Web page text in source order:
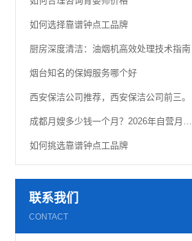
如何选择靠谱钟点工品牌
厨房深度清洁：油烟机高效处理技术指南
烟台知名的保姆服务哪个好
西安保洁公司推荐，西安保洁公司前三。
成都月嫂多少钱一个月？2026年自营月嫂真实价格曝光！
如何挑选靠谱钟点工品牌
联系我们
CONTACT